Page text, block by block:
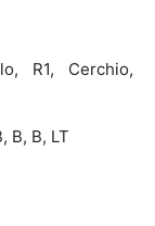
R1, Cerchio,
B, B, LT